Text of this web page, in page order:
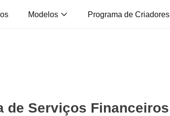
Modelos Programa de Criadores
de Serviços Financeiros